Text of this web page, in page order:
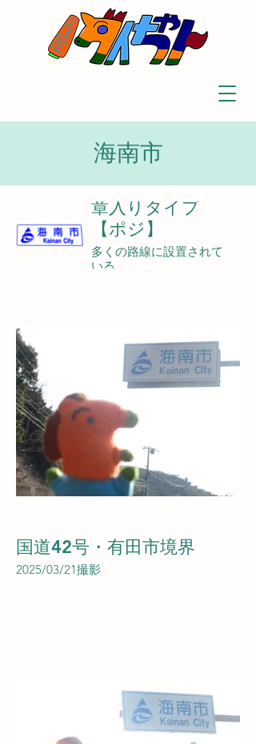
海南市
章入りタイプ
【ポジ】
多くの路線に設置されて
いる。
国道42号・有田市境界
2025/03/21撮影